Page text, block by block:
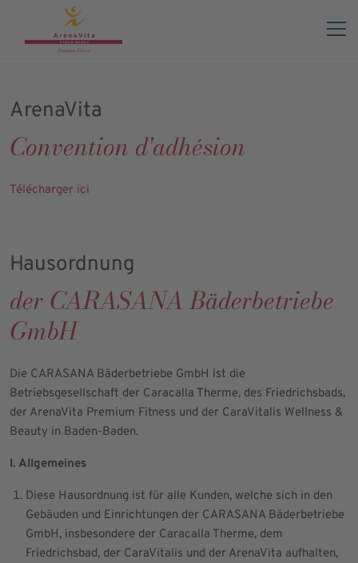
Règlement intérieur & CGV
ArenaVita
Convention d'adhésion
Télécharger ici
Hausordnung
der CARASANA Bäderbetriebe
GmbH
Die CARASANA Bäderbetriebe GmbH ist die
Betriebsgesellschaft der Caracalla Therme, des Friedrichsbads,
der ArenaVita Premium Fitness und der CaraVitalis Wellness &
Beauty in Baden-Baden.
I. Allgemeines
Diese Hausordnung ist für alle Kunden, welche sich in den
Gebäuden und Einrichtungen der CARASANA Bäderbetriebe
GmbH, insbesondere der Caracalla Therme, dem
Friedrichsbad, der CaraVitalis und der ArenaVita aufhalten,